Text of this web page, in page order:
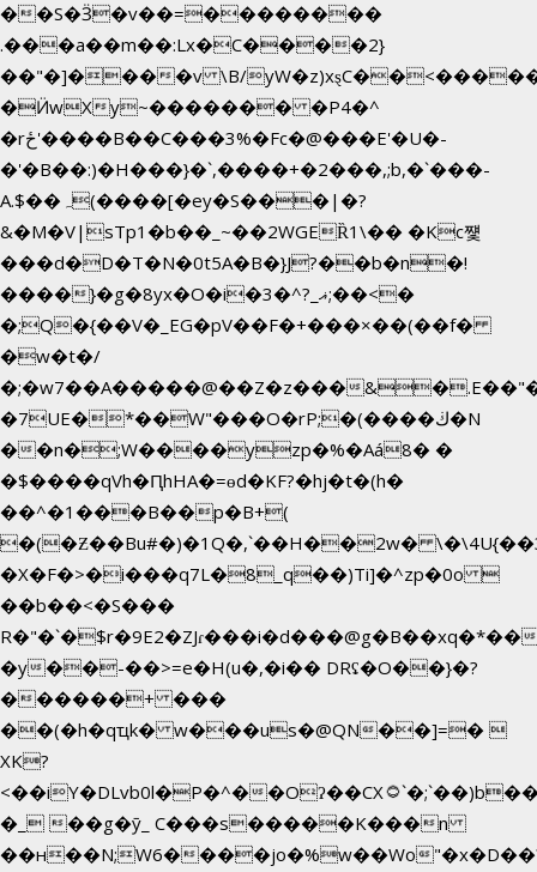
��S�Ӟ�v��=��������
.���a��m��:Lx�C����2}
��"�]����v \B/
�ӤwXy~������� �P4�^
�rځ'����B��C���3%�Fc�@���E'�U�-
�'�B��:)�H���}�`,����+�2���,;b,�`���-
A.$��ہ(����[�ey�S���|�?
&�M�V|sTp1�b��_~��2WGEȐ1\�� �Kc쩇
���d�D�T�N�0t5A�B�}J?��b�n�!
����}�g�8yx�O�i�3�^?_ޣ;��<�
�;Q�{��V�_EG�pV��F�+���×��(��f�
�w�t�/
�;�w7��A�����@��Z�z���
�7UE�*��W"���O�rP;�(����ڬ�N
��n�;W����yzp�%�Aá8� �
�$����qVh�ԤhHA�=ɵd�KF?�hj�t�(h�
��^�1���B��p�B+(
�(�Ƶ��Bu#�)�1Q�,`��H��2w�
�X�F�>�i���q7L�8_q��)Ti]�^zp�0o 
��b��<�S���
�y��-��>=e�H(u�,�i�� DRʢ�O��}�?
������+ ���
��(�h�qҵk� w���us�@QN��]=� 
XK?
<��iY�DLvb0l�P�^��Oʔ��CX۝`�;`��)b���'�p�&v5(�
�_ ��g�ӯ_ C���s�����K���n
��н��N;W6����jo�%w��Wo